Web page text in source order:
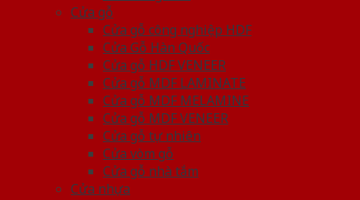
Cửa gỗ
Cửa gỗ công nghiệp HDF
Cửa Gỗ Hàn Quốc
Cửa gỗ HDF VENEER
Cửa gỗ MDF LAMINATE
Cửa gỗ MDF MELAMINE
Cửa gỗ MDF VENEER
Cửa gỗ tự nhiên
Cửa vòm gỗ
Cửa gỗ nhà tắm
Cửa nhựa